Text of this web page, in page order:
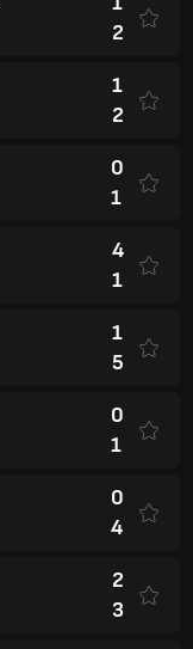
2
1
2
0
1
4
1
1
5
0
1
0
4
2
3